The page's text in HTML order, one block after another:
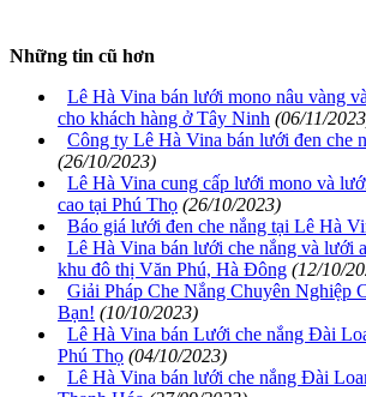
Những tin cũ hơn
Lê Hà Vina bán lưới mono nâu vàng
cho khách hàng ở Tây Ninh (06/11/
Công ty Lê Hà Vina bán lưới đen che
(26/10/2023)
Lê Hà Vina cung cấp lưới mono và
cao tại Phú Thọ (26/10/2023)
Báo giá lưới đen che nắng tại Lê Hà
Lê Hà Vina bán lưới che nắng và lưới
khu đô thị Văn Phú, Hà Đông (12/10/
Giải Pháp Che Nắng Chuyên Nghiệp
Bạn! (10/10/2023)
Lê Hà Vina bán Lưới che nắng Đài
Phú Thọ (04/10/2023)
Lê Hà Vina bán lưới che nắng Đài